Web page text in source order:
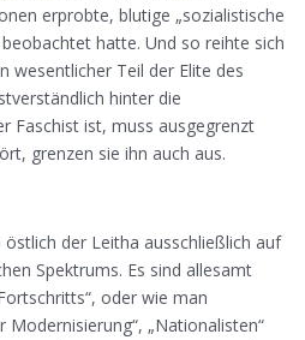
erprobte, blutige „sozialistische
hatte. Und so reihte sich
wesentlicher Teil der Elite des
hinter die
Faschist ist, muss ausgegrenzt
grenzen sie ihn auch aus.
der Leitha ausschließlich auf
Spektrums. Es sind allesamt
oder wie man
Modernisierung“, „Nationalisten“